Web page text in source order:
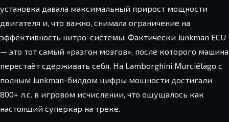
установка давала максимальный прирост мощности
двигателя и, что важно, снимала ограничение на
эффективность нитро-системы. Фактически Junkman ECU
— это тот самый «разгон мозгов», после которого машина
перестаёт сдерживать себя. На Lamborghini Murciélago с
полным Junkman-билдом цифры мощности достигали
800+ л.с. в игровом исчислении, что ощущалось как
настоящий суперкар на треке.